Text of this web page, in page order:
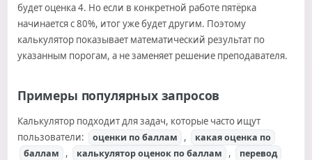
будет оценка 4. Но если в конкретной работе пятёрка
начинается с 80%, итог уже будет другим. Поэтому
калькулятор показывает математический результат по
указанным порогам, а не заменяет решение преподавателя.
Примеры популярных запросов
Калькулятор подходит для задач, которые часто ищут
пользователи:
оценки по баллам ,
какая оценка по
баллам
, калькулятор оценок по баллам ,
перевод